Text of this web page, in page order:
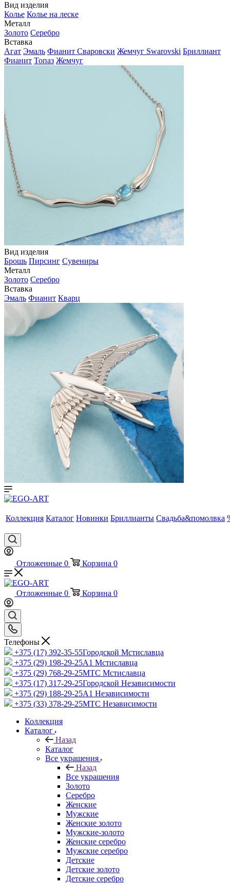
Вид изделия
Колье Колье на леске
Металл
Золото Серебро
Вставка
Агат Эмаль Фианит Сваровски Жемчуг Swarovski Бриллиант
Фианит Топаз Жемчуг
Вид изделия
Брошь Пирсинг Сувениры
Металл
Золото Серебро
Вставка
Эмаль Фианит Кварц
Коллекция Каталог Новинки Бриллианты Свадьба&помолвка
Отложенные 0 Корзина 0
Отложенные 0 Корзина 0
Телефоны
+375 (17) 392-35-55Городской Мстиславца
+375 (29) 198-29-25A1 Мстиславца
+375 (29) 768-29-25МТС Мстиславца
+375 (17) 317-29-25Городской Независимости
+375 (29) 188-29-25A1 Независимости
+375 (33) 378-29-25МТС Независимости
Коллекция
Каталог
Назад
Каталог
Все украшения
Назад
Все украшения
Золото
Серебро
Женские
Мужские
Женские золото
Мужские-золото
Женские серебро
Мужские серебро
Детские
Детские золото
Детские серебро